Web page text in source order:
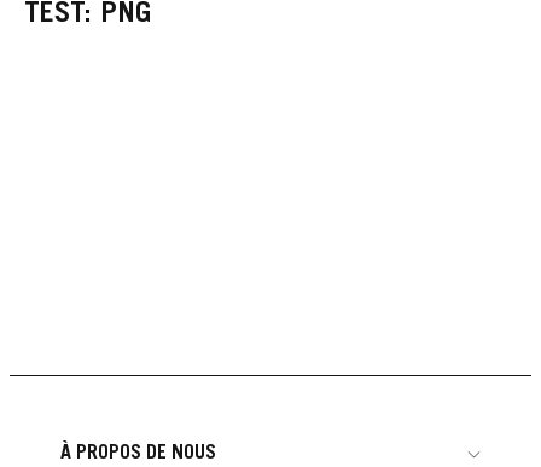
TEST: PNG
À PROPOS DE NOUS